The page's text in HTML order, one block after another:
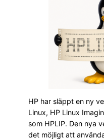
HP har släppt en ny
Linux, HP Linux
som HPLIP. Den nya
det möjligt att